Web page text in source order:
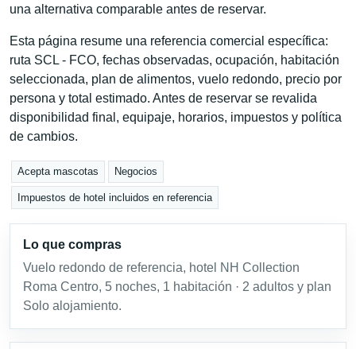
una alternativa comparable antes de reservar.
Esta página resume una referencia comercial específica:
ruta SCL - FCO, fechas observadas, ocupación, habitación
seleccionada, plan de alimentos, vuelo redondo, precio por
persona y total estimado. Antes de reservar se revalida
disponibilidad final, equipaje, horarios, impuestos y política
de cambios.
Acepta mascotas Negocios
Impuestos de hotel incluidos en referencia
Lo que compras
Vuelo redondo de referencia, hotel NH Collection
Roma Centro, 5 noches, 1 habitación · 2 adultos y plan
Solo alojamiento.